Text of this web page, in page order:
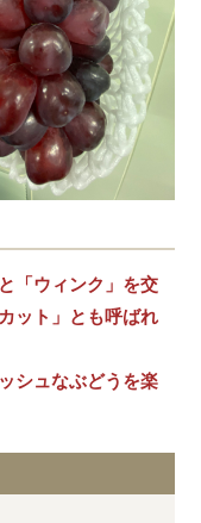
「ウィンク」を交
ット」とも呼ばれ
シュなぶどうを楽